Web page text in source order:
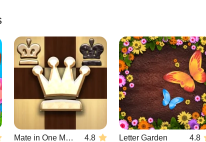
Mate in One Move 4.8 Letter Garden 4.8